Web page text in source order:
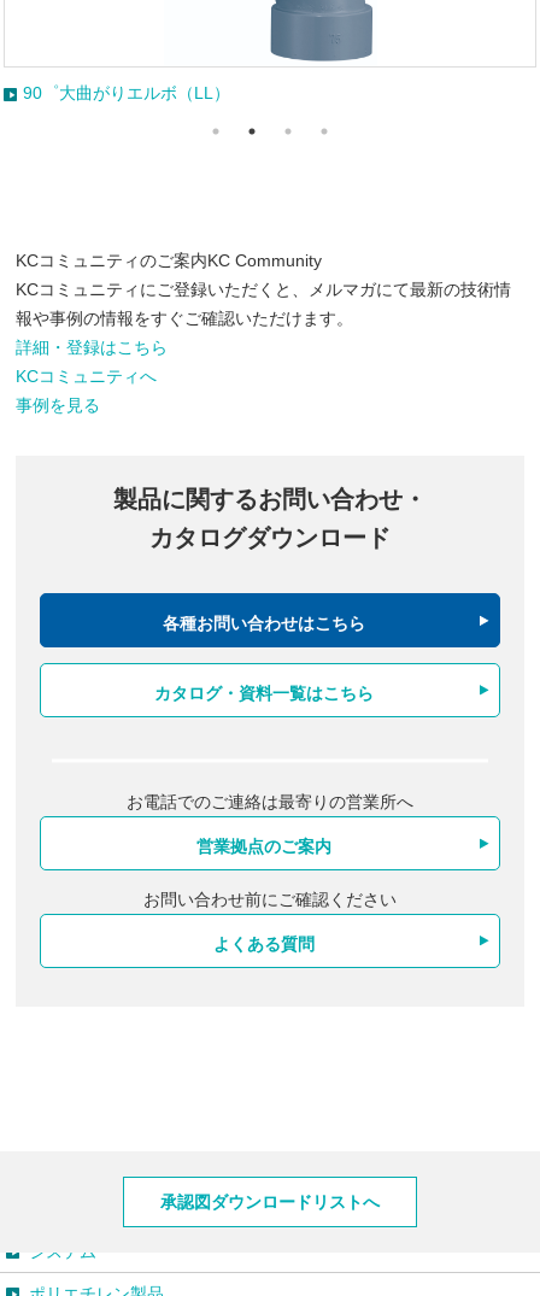
径違い90゜大曲がりエルボ（LL）
KCコミュニティのご案内KC Community
KCコミュニティにご登録いただくと、メルマガにて最新の技術情
報や事例の情報をすぐご確認いただけます。
詳細・登録はこちら
KCコミュニティへ
事例を見る
製品に関するお問い合わせ・
カタログダウンロード
各種お問い合わせはこちら
カタログ・資料一覧はこちら
お電話でのご連絡は最寄りの営業所へ
営業拠点のご案内
お問い合わせ前にご確認ください
よくある質問
承認図ダウンロードリストへ
システム